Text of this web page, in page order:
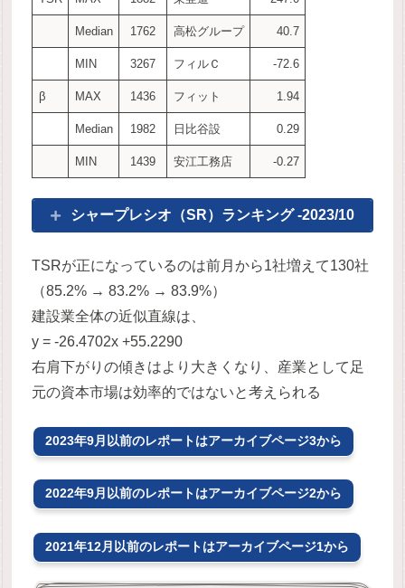
Median 1762 高松グループ 40.7
MIN 3267 フィルＣ -72.6
β MAX 1436 フィット 1.94
Median 1982 日比谷設 0.29
MIN 1439 安江工務店 -0.27
シャープレシオ（SR）ランキング -2023/10
TSRが正になっているのは前月から1社増えて130社
（85.2% → 83.2% → 83.9%）
建設業全体の近似直線は、
y = -26.4702x +55.2290
右肩下がりの傾きはより大きくなり、産業として足
元の資本市場は効率的ではないと考えられる
2023年9月以前のレポートはアーカイブページ3から
2022年9月以前のレポートはアーカイブページ2から
2021年12月以前のレポートはアーカイブページ1から